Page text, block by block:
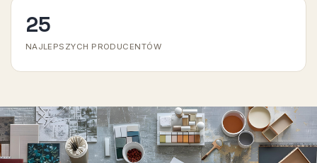
25
NAJLEPSZYCH PRODUCENTÓW